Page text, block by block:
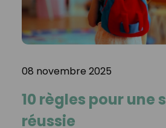
08 novembre 2025
10 règles pour une
réussie